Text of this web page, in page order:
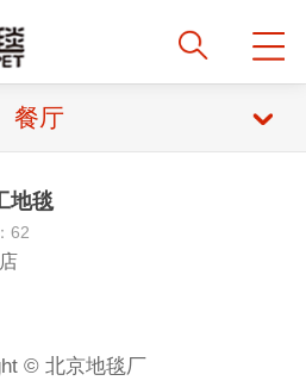
餐厅
地毯
62
© 北京地毯厂